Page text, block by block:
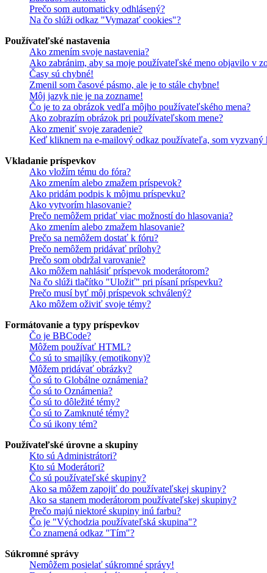
Prečo som automaticky odhlásený?
Na čo slúži odkaz "Vymazať cookies"?
Používateľské nastavenia
Ako zmením svoje nastavenia?
Ako zabránim, aby sa moje používateľské meno objavilo v
Časy sú chybné!
Zmenil som časové pásmo, ale je to stále chybne!
Môj jazyk nie je na zozname!
Čo je to za obrázok vedľa môjho používateľského mena?
Ako zobrazím obrázok pri používateľskom mene?
Ako zmeniť svoje zaradenie?
Keď kliknem na e-mailový odkaz používateľa, som vyzvaný
Vkladanie príspevkov
Ako vložím tému do fóra?
Ako zmením alebo zmažem príspevok?
Ako pridám podpis k môjmu príspevku?
Ako vytvorím hlasovanie?
Prečo nemôžem pridať viac možností do hlasovania?
Ako zmením alebo zmažem hlasovanie?
Prečo sa nemôžem dostať k fóru?
Prečo nemôžem pridávať prílohy?
Prečo som obdržal varovanie?
Ako môžem nahlásiť príspevok moderátorom?
Na čo slúži tlačítko "Uložiť" pri písaní príspevku?
Prečo musí byť môj príspevok schválený?
Ako môžem oživiť svoje témy?
Formátovanie a typy príspevkov
Čo je BBCode?
Môžem používať HTML?
Čo sú to smajlíky (emotikony)?
Môžem pridávať obrázky?
Čo sú to Globálne oznámenia?
Čo sú to Oznámenia?
Čo sú to dôležité témy?
Čo sú to Zamknuté témy?
Čo sú ikony tém?
Používateľské úrovne a skupiny
Kto sú Administrátori?
Kto sú Moderátori?
Čo sú používateľské skupiny?
Ako sa môžem zapojiť do používateľskej skupiny?
Ako sa stanem moderátorom používateľskej skupiny?
Prečo majú niektoré skupiny inú farbu?
Čo je "Východzia používateľská skupina"?
Čo znamená odkaz "Tím"?
Súkromné správy
Nemôžem posielať súkromné správy!